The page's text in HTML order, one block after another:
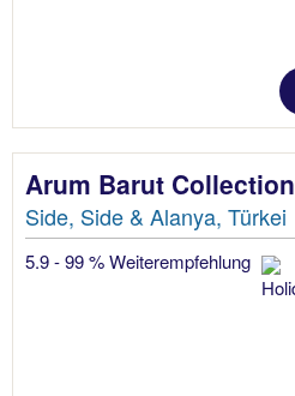
Arum Barut Collection
Side, Side & Alanya, Türkei
5.9 - 99 % Weiterempfehlung